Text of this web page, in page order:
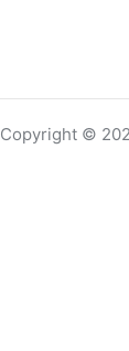
Copyright ©